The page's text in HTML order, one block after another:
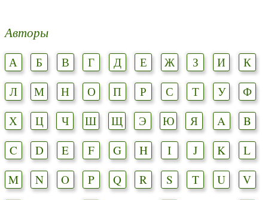
Авторы
А Б В Г Д Е Ж З И
К
Л
М Н О П Р С Т У
Ф
Х
Ц Ч Ш Щ Э Ю Я A
B
C
D E F G H I J K
L
M
N O P Q R S T U
V